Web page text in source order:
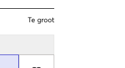
Te groot